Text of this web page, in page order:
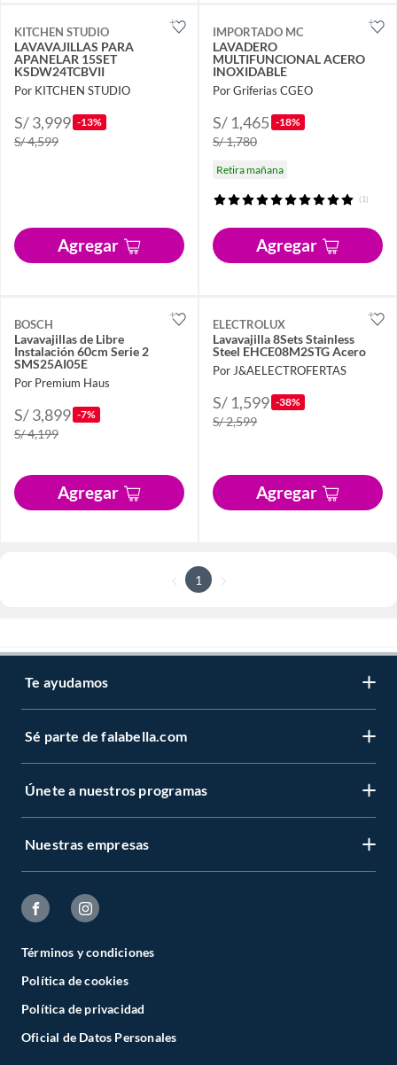
KITCHEN STUDIO
LAVAVAJILLAS PARA
APANELAR 15SET
KSDW24TCBVII
Por KITCHEN STUDIO
S/ 3,999 -13%
S/ 4,599
Agregar
IMPORTADO MC
LAVADERO
MULTIFUNCIONAL ACERO
INOXIDABLE
Por Griferias CGEO
S/ 1,465 -18%
S/ 1,780
Retira mañana
(1)
Agregar
BOSCH
Lavavajillas de Libre
Instalación 60cm Serie 2
SMS25AI05E
Por Premium Haus
S/ 3,899 -7%
S/ 4,199
Agregar
ELECTROLUX
Lavavajilla 8Sets Stainless
Steel EHCE08M2STG Acero
Por J&AELECTROFERTAS
S/ 1,599 -38%
S/ 2,599
Agregar
1
Te ayudamos
Sé parte de falabella.com
Únete a nuestros programas
Nuestras empresas
Términos y condiciones
Política de cookies
Política de privacidad
Oficial de Datos Personales